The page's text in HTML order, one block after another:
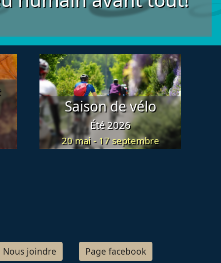
Image principale
Saison de vélo
Sous-titreÉté 2026
20 mai- 17 septembre
Nous joindre Page facebook